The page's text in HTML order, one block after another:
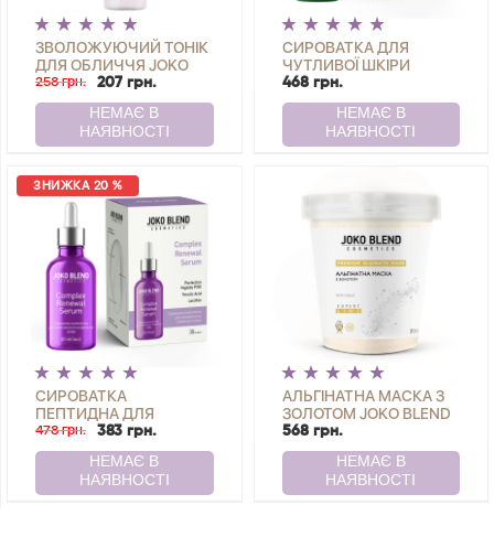
ЗВОЛОЖУЮЧИЙ ТОНІК
ДЛЯ ОБЛИЧЧЯ JOKO
BLEND 150 МЛ
258 грн. 207 грн.
СИРОВАТКА ДЛЯ
ЧУТЛИВОЇ ШКІРИ
SERUM FOR SENSITIVE
SKIN JOKO BLEND 30
468 грн.
ЗНИЖКА 20 %
СИРОВАТКА
ПЕПТИДНА ДЛЯ
ВІДНОВЛЕННЯ ШКІРИ
COMPLEX RENEWAL
SERUM JOKO BLEND 30
478 грн. 383 грн.
АЛЬГІНАТНА МАСКА З
ЗОЛОТОМ JOKO BLEND
200 Г
568 грн.